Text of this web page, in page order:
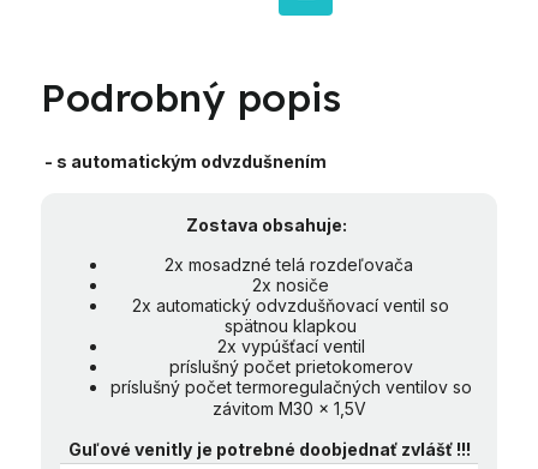
Podrobný popis
- s automatickým odvzdušnením
Zostava obsahuje:
2x mosadzné telá rozdeľovača
2x nosiče
2x automatický odvzdušňovací ventil so
spätnou klapkou
2x vypúšťací ventil
príslušný počet prietokomerov
príslušný počet termoregulačných ventilov so
závitom M30 x 1,5V
Guľové venitly je potrebné doobjednať zvlášť !!!